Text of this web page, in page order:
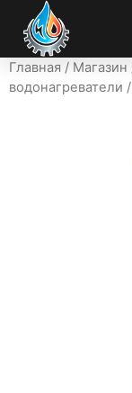
Главная / Магазин
водонагреватели